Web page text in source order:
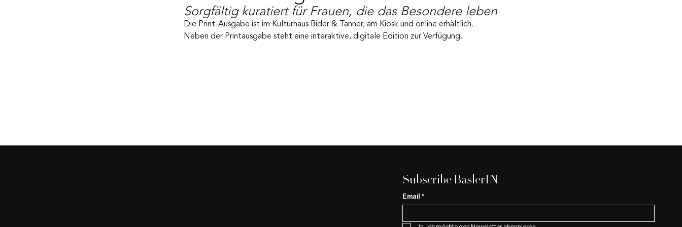
Sorgfältig kuratiert für Frauen, die das Besondere leben
Die Print-Ausgabe ist im Kulturhaus Bider & Tanner, am Kiosk und online erhältlich.
Neben der Printausgabe steht eine interaktive, digitale Edition zur Verfügung.
Subscribe BaslerIN
Email *